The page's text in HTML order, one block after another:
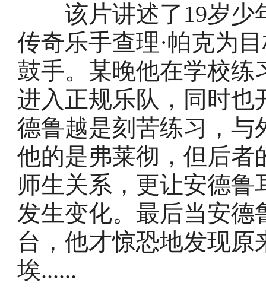
该片讲述了19岁少
传奇乐手查理·帕克为
鼓手。某晚他在学校练
进入正规乐队，同时也
德鲁越是刻苦练习，与
他的是弗莱彻，但后者
师生关系，更让安德
发生变化。最后当安德
台，他才惊恐地发现
埃......